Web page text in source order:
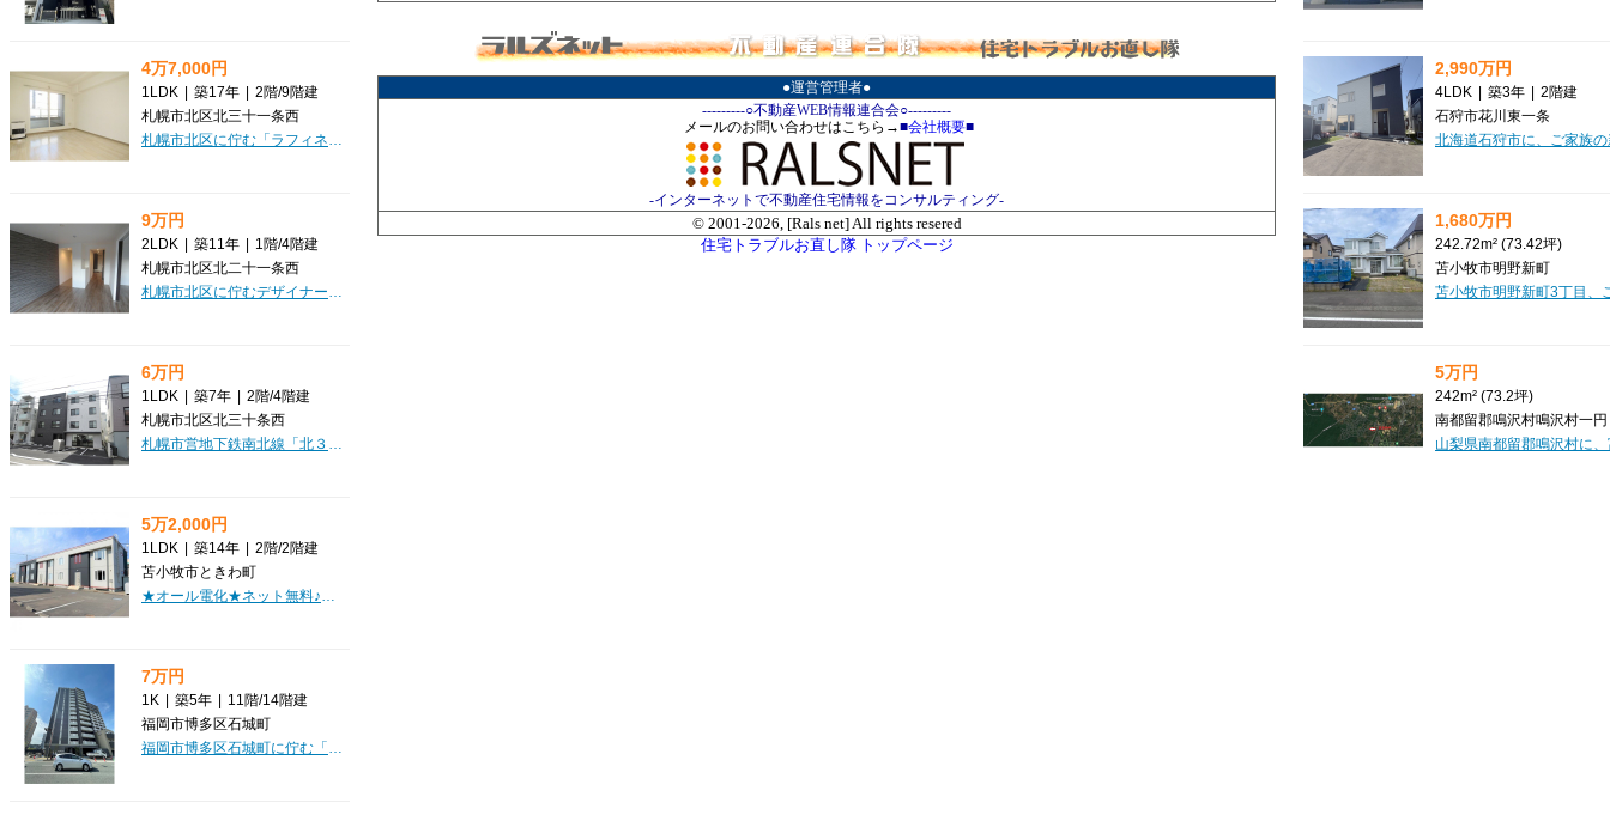
●運営管理者●
---------○不動産WEB情報連合会○---------
メールのお問い合わせはこちら→■会社概要■
-インターネットで不動産住宅情報をコンサルティング-
© 2001-2026, [Rals net] All rights resered
住宅トラブルお直し隊 トップページ
4万7,000円
1LDK 築17年 2階/9階建
札幌市北区北三十一条西
札幌市北区に佇む「ラフィネ31」で、新しい暮らしを始めてみませんか？札幌市営地下鉄南北線「北３４条」駅からわずか徒歩3分という、毎日の通勤・通学に嬉しい駅近マンションです。広々とした1LDK（35.12㎡）は、LDK10.5帖と洋室5.0帖でゆったりとした空間が魅力。お一人暮らしはもちろん、お二人での新生活にもぴったりですね。お部屋は東向きバルコニー付きで、日当り良好な心地よい朝を迎えられます。IHクッキングヒーター2口のシステムキッチンは、お料理好きの方にも嬉しいポイント。バス・トイレ別、独立洗面台、シャワー付洗面化粧台と水回りも充実しており、快適な毎日をサポートします。オートロックやモニタ付インターホン、宅配BOXも完備で安心感も◎。周辺にはスーパーやコンビニ、銀行、飲食店が徒歩数分圏内に揃い、お買い物やお食事にも困りません。敷金は1ヶ月分、礼金はなんと0円！さらに今なら仲介手数料無料キャンペーン中ですので、初期費用を抑えてスマートにお引越しいただけます。保証人不要や家賃保証会社利用可も嬉しいですね。この機会にぜひ、新しい暮らしを「ラフィネ31」でスタートさせませんか？
9万円
2LDK 築11年 1階/4階建
札幌市北区北二十一条西
札幌市北区に佇むデザイナーズマンション「N-STYLE.STELLA」で、快適な新生活を始めませんか？札幌市営地下鉄南北線「北２４条」駅から徒歩5分の便利な立地が魅力です。広々58.18㎡の2LDKは、南向きで日当たりも良好。13.78帖の開放的なLDKは、ご家族との団らんを豊かに彩ります。IHクッキングヒーター付きのシステムキッチンでお料理も楽しく、バス・トイレ別の独立洗面台など水回りも充実。インターネット利用料無料も嬉しいポイントです。オートロックや防犯カメラ、モニタ付インターホンでセキュリティも安心。宅配BOXも完備され、忙しい毎日をサポートします。さらに、大切なペット（猫ちゃんも！）と一緒に暮らせるのも大きな魅力。まいばすけっとやコンビニ、病院も徒歩圏内にあり、日々の暮らしに便利な環境が整っています。小学校や中学校も近く、子育て世代にも心強い立地です。保証人不要でご契約いただける点も、スムーズなお引越しを後押しします。ぜひ一度、この素敵な住まいをご体感ください。
6万円
1LDK 築7年 2階/4階建
札幌市北区北三十条西
札幌市営地下鉄南北線「北３４条」駅から徒歩わずか2分の好立地に、魅力あふれるマンション「GREXTATE34(グレステート34)」が登場しました！通勤・通学はもちろん、日々のお出かけもスマートに叶う、まさに駅チカの暮らしがここにあります。広々とした9.4帖のLDKと4.0帖の洋室が嬉しい1LDKの間取りは、お一人暮らしはもちろん、お二人での新生活にもぴったり。南向きで日当たりも良好なので、明るいリビングでゆったりと過ごしていただけます。インターネット利用料無料は、毎日の生活に欠かせない嬉しいポイント。さらに、大切なペット（猫ちゃんも！）と一緒に暮らせるのも大きな魅力です。オートロックや防犯カメラ、モニタ付インターホンでセキュリティも安心。宅配BOXも完備しているので、お留守の際も荷物の受け取りに困りません。バス・トイレ別、独立洗面台、温水洗浄トイレと水回りも充実しており、快適な毎日をサポート。エアコンや都市ガス、そして冬に嬉しいロードヒーティングも備わっています。周辺にはコンビニやスーパー、銀行、保育園などが徒歩圏内に揃い、生活利便性も抜群。初期費用を抑えたい方に...
5万2,000円
1LDK 築14年 2階/2階建
苫小牧市ときわ町
★オール電化★ネット無料♪駐車1台家賃込み、2台目相談可♪システムキッチン・ウォシュレット完備！広々収納！初期費用クレジットカード決済可能！
7万円
1K 築5年 11階/14階建
福岡市博多区石城町
福岡市博多区石城町に佇む「アルファシオ ディフォンド」で、素敵な新生活をスタートしませんか？家賃70,000円、管理費5,000円の1Kタイプのお部屋です。こちらの物件は、なんと家具・家電がプレゼント！初期費用を抑え、お引越し後すぐに快適な毎日を始められるのが大きな魅力です。インターネット利用料も無料なので、月々の通信費を気にせず趣味や仕事に集中できますね。広々25.74m²の空間には、分譲タイプならではの充実した設備が満載。バス・トイレ別、独立洗面台、システムキッチン、浴室乾燥機など、水回りも快適に整っています。オートロックや防犯カメラ、宅配BOXも完備されており、安心してお過ごしいただけます。徒歩1分圏内にコンビニ、徒歩3分圏内にスーパーがあり、日々の買い物も大変便利。千代県庁口駅まで徒歩12分と、主要駅へのアクセスも良好です。快適な暮らしを叶える「アルファシオ ディフォンド」で、新しい毎日を始めてみませんか。
2,990万円
4LDK 築3年
2階建
石狩市花川東一条
1,680万円
242.72m² (73.42坪)
苫小牧市明野新町
5万円
242m² (73.2坪)
南都留郡鳴沢村鳴沢村一円